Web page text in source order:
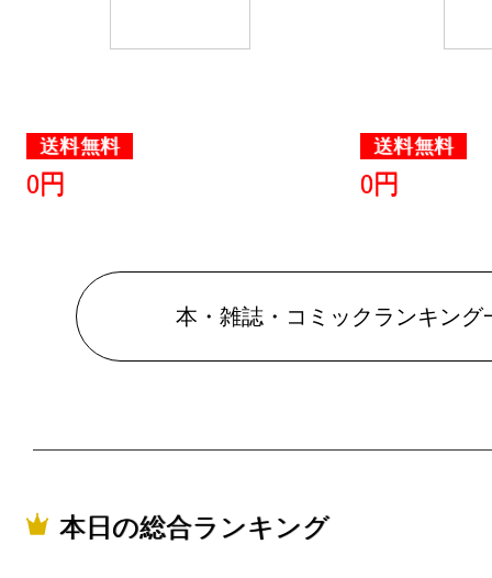
グ：8位
2025/10/07
送料無料
0円
送料無料
0円
本・雑誌・コミックランキング
本日の総合ランキング